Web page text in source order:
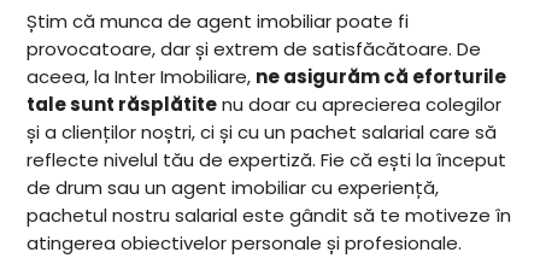
Știm că munca de agent imobiliar poate fi
provocatoare, dar și extrem de satisfăcătoare. De
aceea, la Inter Imobiliare, ne asigurăm că eforturile
tale sunt răsplătitenu doar cu aprecierea colegilor
și a clienților noștri, ci și cu un pachet salarial care să
reflecte nivelul tău de expertiză. Fie că ești la început
de drum sau un agent imobiliar cu experiență,
pachetul nostru salarial este gândit să te motiveze în
atingerea obiectivelor personale și profesionale.